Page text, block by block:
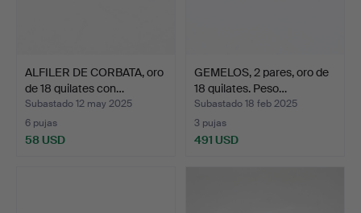
ALFILER DE CORBATA, oro
de 18 quilates con…
Subastado 12 may 2025
6 pujas
58 USD
GEMELOS, 2 pares, oro de
18 quilates. Peso…
Subastado 18 feb 2025
3 pujas
491 USD